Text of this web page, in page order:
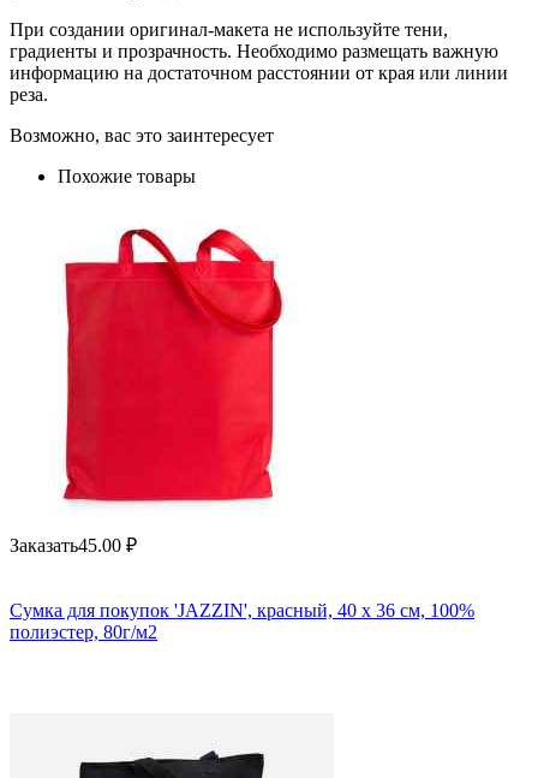
При создании оригинал-макета не используйте тени,
градиенты и прозрачность. Необходимо размещать важную
информацию на достаточном расстоянии от края или линии
реза.
Возможно, вас это заинтересует
Похожие товары
Заказать45.00 ₽
Сумка для покупок 'JAZZIN', красный, 40 x 36 см, 100%
полиэстер, 80г/м2